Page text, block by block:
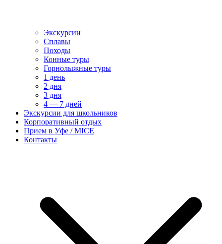
Экскурсии
Сплавы
Походы
Конные туры
Горнолыжные туры
1 день
2 дня
3 дня
4 — 7 дней
Экскурсии для школьников
Корпоративный отдых
Прием в Уфе / MICE
Контакты